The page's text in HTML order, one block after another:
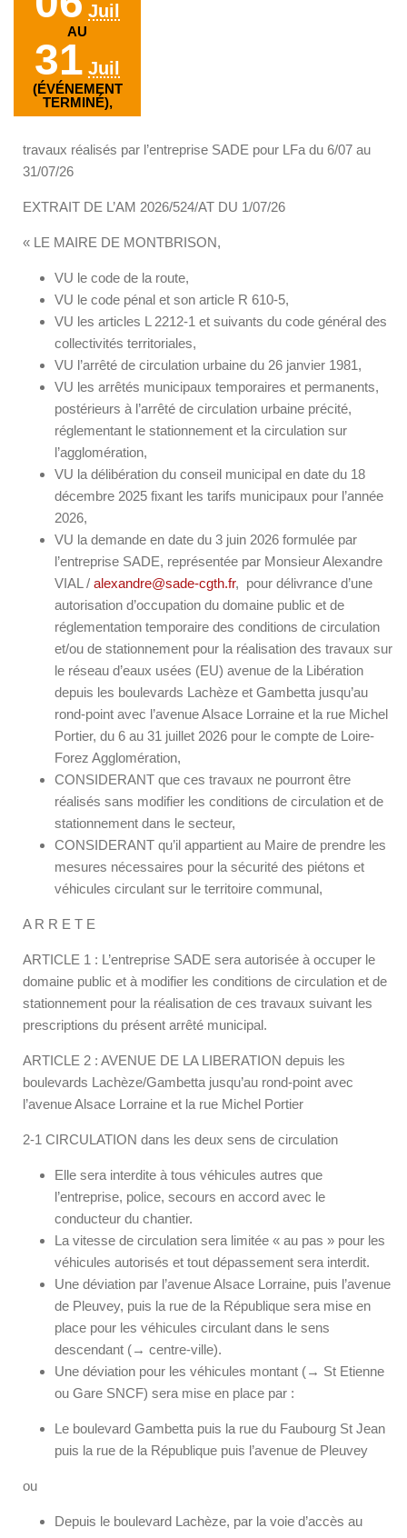
Juil
AU
31 Juil
(ÉVÉNEMENT
TERMINÉ),
travaux réalisés par l’entreprise SADE pour LFa du 6/07 au
31/07/26
EXTRAIT DE L’AM 2026/524/AT DU 1/07/26
« LE MAIRE DE MONTBRISON,
VU le code de la route,
VU le code pénal et son article R 610-5,
VU les articles L 2212-1 et suivants du code général des
collectivités territoriales,
VU l’arrêté de circulation urbaine du 26 janvier 1981,
VU les arrêtés municipaux temporaires et permanents,
postérieurs à l’arrêté de circulation urbaine précité,
réglementant le stationnement et la circulation sur
l’agglomération,
VU la délibération du conseil municipal en date du 18
décembre 2025 fixant les tarifs municipaux pour l’année
2026,
VU la demande en date du 3 juin 2026 formulée par
l’entreprise SADE, représentée par Monsieur Alexandre
VIAL / alexandre@sade-cgth.fr, pour délivrance d’une
autorisation d’occupation du domaine public et de
réglementation temporaire des conditions de circulation
et/ou de stationnement pour la réalisation des travaux sur
le réseau d’eaux usées (EU) avenue de la Libération
depuis les boulevards Lachèze et Gambetta jusqu’au
rond-point avec l’avenue Alsace Lorraine et la rue Michel
Portier, du 6 au 31 juillet 2026 pour le compte de Loire-
Forez Agglomération,
CONSIDERANT que ces travaux ne pourront être
réalisés sans modifier les conditions de circulation et de
stationnement dans le secteur,
CONSIDERANT qu’il appartient au Maire de prendre les
mesures nécessaires pour la sécurité des piétons et
véhicules circulant sur le territoire communal,
A R R E T E
ARTICLE 1 : L’entreprise SADE sera autorisée à occuper le
domaine public et à modifier les conditions de circulation et de
stationnement pour la réalisation de ces travaux suivant les
prescriptions du présent arrêté municipal.
ARTICLE 2 : AVENUE DE LA LIBERATION depuis les
boulevards Lachèze/Gambetta jusqu’au rond-point avec
l’avenue Alsace Lorraine et la rue Michel Portier
2-1 CIRCULATION dans les deux sens de circulation
Elle sera interdite à tous véhicules autres que
l’entreprise, police, secours en accord avec le
conducteur du chantier.
La vitesse de circulation sera limitée « au pas » pour les
véhicules autorisés et tout dépassement sera interdit.
Une déviation par l’avenue Alsace Lorraine, puis l’avenue
de Pleuvey, puis la rue de la République sera mise en
place pour les véhicules circulant dans le sens
descendant (→ centre-ville).
Une déviation pour les véhicules montant (→ St Etienne
ou Gare SNCF) sera mise en place par :
Le boulevard Gambetta puis la rue du Faubourg St Jean
puis la rue de la République puis l’avenue de Pleuvey
ou
Depuis le boulevard Lachèze, par la voie d’accès au